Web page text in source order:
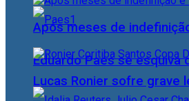
Eduardo Paes se esquiva
Após meses de
Lucas Ronier sofre grave